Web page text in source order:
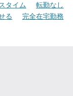
タイム 転勤なし
る 完全在宅勤務